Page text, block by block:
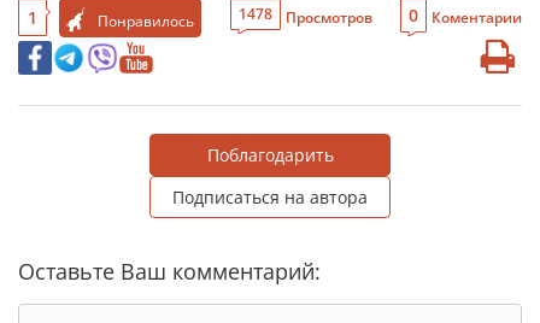
1 Понравилось 1478 Просмотров 0 Коментарии
Поблагодарить
Подписаться на автора
Оставьте Ваш комментарий: